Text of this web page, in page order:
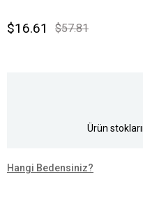
$57.81
$16.61
Ürün
Hangi Bedensiniz?